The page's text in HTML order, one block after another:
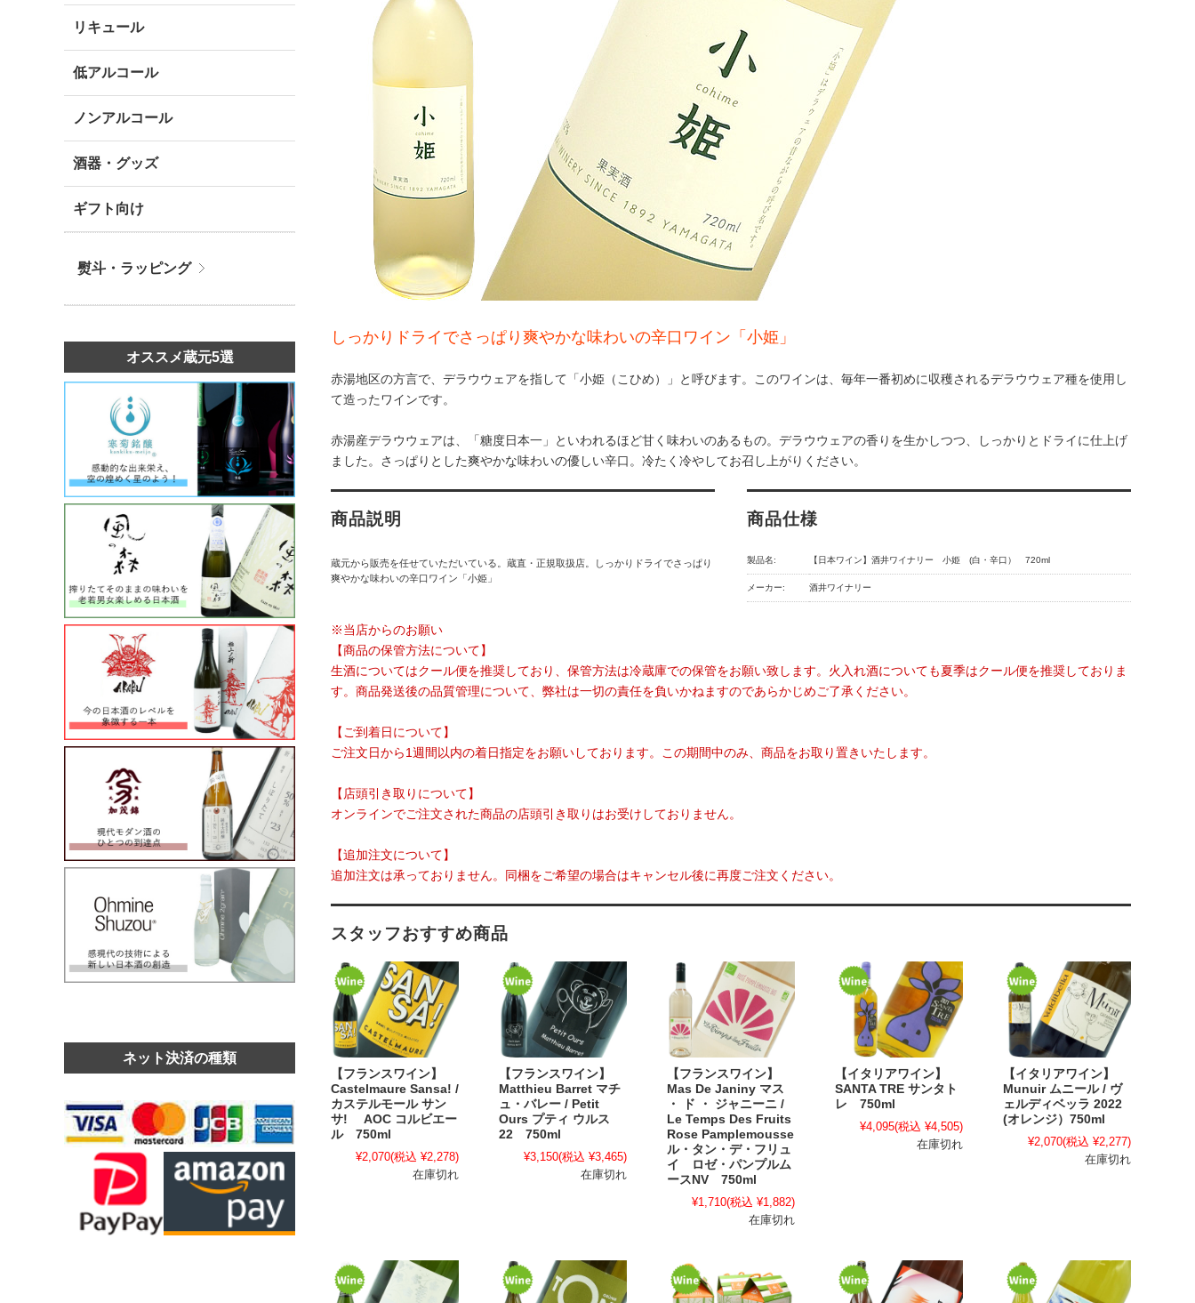
しっかりドライでさっぱり爽やかな味わいの辛口ワイン「小姫」
赤湯地区の方言で、デラウウェアを指して「小姫（こひめ）」と呼びます。このワインは、毎年一番初めに収穫されるデラウウェア種を使用し
て造ったワインです。
赤湯産デラウウェアは、「糖度日本一」といわれるほど甘く味わいのあるもの。デラウウェアの香りを生かしつつ、しっかりとドライに仕上げ
ました。さっぱりとした爽やかな味わいの優しい辛口。冷たく冷やしてお召し上がりください。
商品説明
蔵元から販売を任せていただいている。蔵直・正規取扱店。しっかりドライでさっぱり
爽やかな味わいの辛口ワイン「小姫」
商品仕様
製品名: 【日本ワイン】酒井ワイナリー 小姫 (白・辛口） 720ml
メーカー: 酒井ワイナリー
※当店からのお願い
【商品の保管方法について】
生酒についてはクール便を推奨しており、保管方法は冷蔵庫での保管をお願い致します。火入れ酒についても夏季はクール便を推奨しておりま
す。商品発送後の品質管理について、弊社は一切の責任を負いかねますのであらかじめご了承ください。
【ご到着日について】
ご注文日から1週間以内の着日指定をお願いしております。この期間中のみ、商品をお取り置きいたします。
【店頭引き取りについて】
オンラインでご注文された商品の店頭引き取りはお受けしておりません。
【追加注文について】
追加注文は承っておりません。同梱をご希望の場合はキャンセル後に再度ご注文ください。
スタッフおすすめ商品
【フランスワイン】
Castelmaure Sansa! /
カステルモール サン
サ! AOC コルビエー
ル 750ml
¥2,070(税込 ¥2,278)
在庫切れ
【フランスワイン】
Matthieu Barret マチ
ュ・バレー / Petit
Ours プティ ウルス
22 750ml
¥3,150(税込 ¥3,465)
在庫切れ
【フランスワイン】
Mas De Janiny マス
・ ド ・ ジャニーニ /
Le Temps Des Fruits
Rose Pamplemousse
ル・タン・デ・フリュ
イ ロゼ・パンプルム
ースNV 750ml
¥1,710(税込 ¥1,882)
在庫切れ
【イタリアワイン】
SANTA TRE サンタト
レ 750ml
¥4,095(税込 ¥4,505)
在庫切れ
【イタリアワイン】
Munuir ムニール / ヴ
ェルディベッラ 2022
(オレンジ）750ml
¥2,070(税込 ¥2,277)
在庫切れ
リキュール
低アルコール
ノンアルコール
酒器・グッズ
ギフト向け
熨斗・ラッピング
オススメ蔵元5選
ネット決済の種類